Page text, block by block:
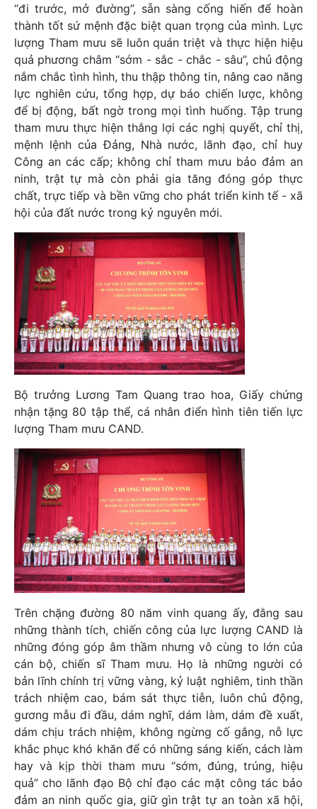
“đi trước, mở đường”, sẵn sàng cống hiến để hoàn
thành tốt sứ mệnh đặc biệt quan trọng của mình. Lực
lượng Tham mưu sẽ luôn quán triệt và thực hiện hiệu
quả phương châm “sớm - sắc - chắc - sâu”, chủ động
nắm chắc tình hình, thu thập thông tin, nâng cao năng
lực nghiên cứu, tổng hợp, dự báo chiến lược, không
để bị động, bất ngờ trong mọi tình huống. Tập trung
tham mưu thực hiện thắng lợi các nghị quyết, chỉ thị,
mệnh lệnh của Đảng, Nhà nước, lãnh đạo, chỉ huy
Công an các cấp; không chỉ tham mưu bảo đảm an
ninh, trật tự mà còn phải gia tăng đóng góp thực
chất, trực tiếp và bền vững cho phát triển kinh tế - xã
hội của đất nước trong kỷ nguyên mới.
Bộ trưởng Lương Tam Quang trao hoa, Giấy chứng
nhận tặng 80 tập thể, cá nhân điển hình tiên tiến lực
lượng Tham mưu CAND.
Trên chặng đường 80 năm vinh quang ấy, đằng sau
những thành tích, chiến công của lực lượng CAND là
những đóng góp âm thầm nhưng vô cùng to lớn của
cán bộ, chiến sĩ Tham mưu. Họ là những người có
bản lĩnh chính trị vững vàng, kỷ luật nghiêm, tinh thần
trách nhiệm cao, bám sát thực tiễn, luôn chủ động,
gương mẫu đi đầu, dám nghĩ, dám làm, dám đề xuất,
dám chịu trách nhiệm, không ngừng cố gắng, nỗ lực
khắc phục khó khăn để có những sáng kiến, cách làm
hay và kịp thời tham mưu “sớm, đúng, trúng, hiệu
quả” cho lãnh đạo Bộ chỉ đạo các mặt công tác bảo
đảm an ninh quốc gia, giữ gìn trật tự an toàn xã hội,